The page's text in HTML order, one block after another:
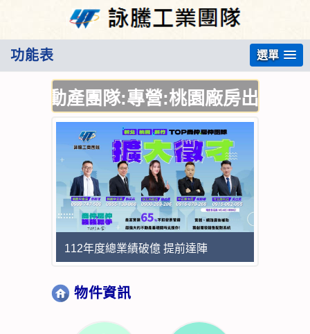
功能表 選單
產團隊:專營:桃園廠房出售,桃園
112年度總業績破億 提前達陣
物件資訊